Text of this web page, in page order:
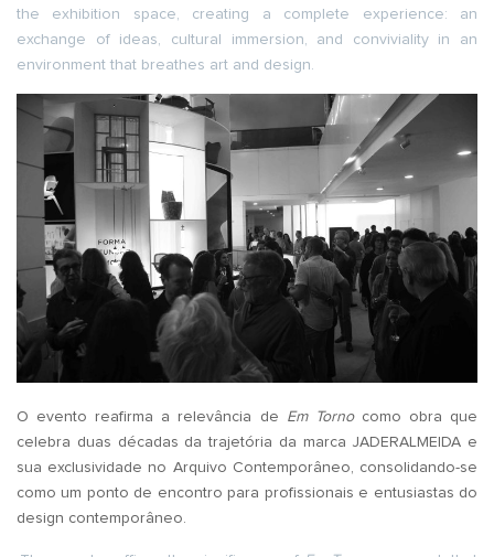
the exhibition space, creating a complete experience: an
exchange of ideas, cultural immersion, and conviviality in an
environment that breathes art and design.
O evento reafirma a relevância de Em Tornocomo obra que
celebra duas décadas da trajetória da marca JADERALMEIDA e
sua exclusividade no Arquivo Contemporâneo, consolidando-se
como um ponto de encontro para profissionais e entusiastas do
design contemporâneo.